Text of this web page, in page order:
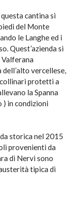
cantina si
del Monte
le Langhe ed i
Quest’azienda si
vercellese,
protetti a
la Spanna
) in condizioni
storica nel 2015
provenienti da
di Nervi sono
tipica di